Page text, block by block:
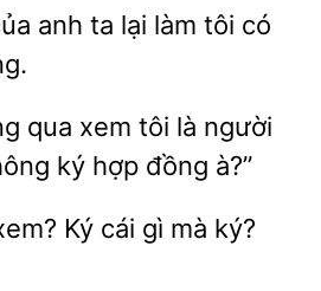
anh ta lại làm
có
qua
tôi là người
ký hợp đồng
gì mà ký?